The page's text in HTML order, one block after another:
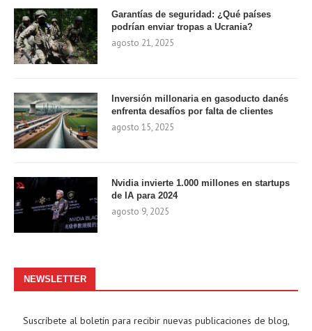
Garantías de seguridad: ¿Qué países
podrían enviar tropas a Ucrania?
agosto 21, 2025
Inversión millonaria en gasoducto danés
enfrenta desafíos por falta de clientes
agosto 15, 2025
Nvidia invierte 1.000 millones en startups
de IA para 2024
agosto 9, 2025
NEWSLETTER
Suscríbete al boletín para recibir nuevas publicaciones de blog,